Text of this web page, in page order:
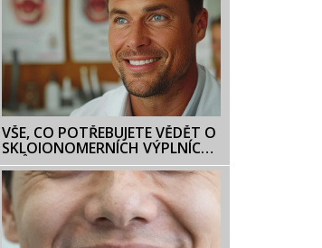
VŠE, CO POTŘEBUJETE VĚDĚT O
SKLOIONOMERNÍCH VÝPLNÍCH:
PRŮVODCE PRO PACIENTY